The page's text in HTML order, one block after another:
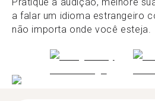
a falar um idioma estrangeiro
não importa onde você esteja.